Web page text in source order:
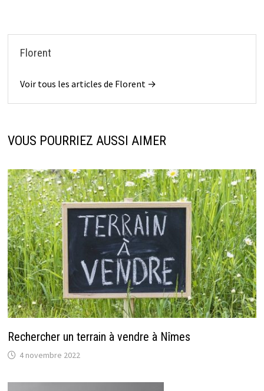
Florent
Voir tous les articles de Florent →
VOUS POURRIEZ AUSSI AIMER
Rechercher un terrain à vendre à Nîmes
4 novembre 2022